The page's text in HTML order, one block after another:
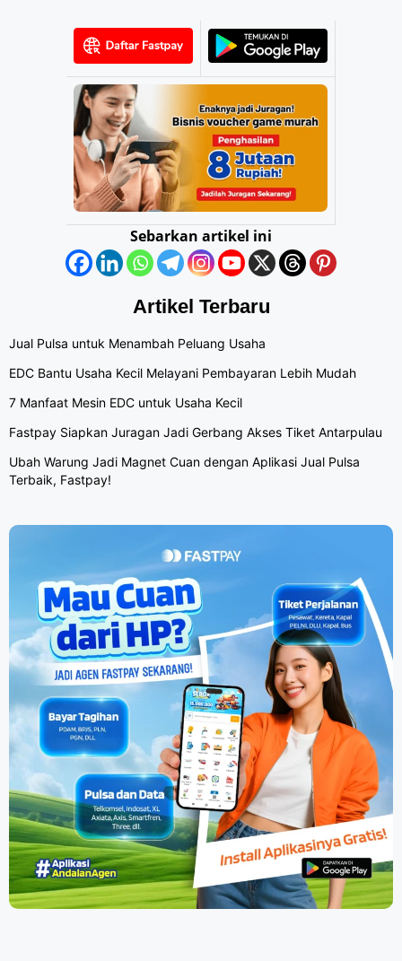
Sebarkan artikel ini
Artikel Terbaru
Jual Pulsa untuk Menambah Peluang Usaha
EDC Bantu Usaha Kecil Melayani Pembayaran Lebih Mudah
7 Manfaat Mesin EDC untuk Usaha Kecil
Fastpay Siapkan Juragan Jadi Gerbang Akses Tiket Antarpulau
Ubah Warung Jadi Magnet Cuan dengan Aplikasi Jual Pulsa
Terbaik, Fastpay!